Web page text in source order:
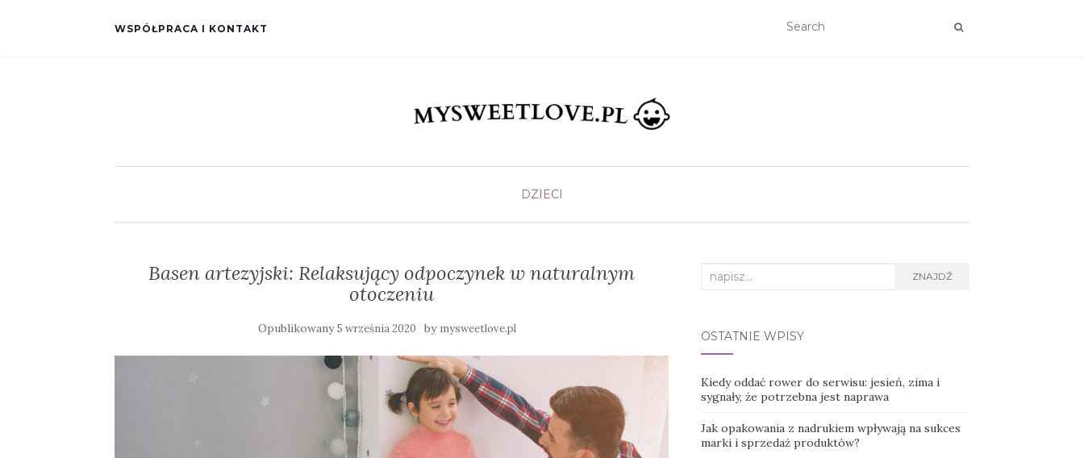
WSPÓŁPRACA I KONTAKT
DZIECI
Basen artezyjski: Relaksujący odpoczynek w naturalnym
otoczeniu
Opublikowany5 września 2020 by mysweetlove.pl
Search
ZNAJDŹ
OSTATNIE WPISY
Kiedy oddać rower do serwisu: jesień, zima i
sygnały, że potrzebna jest naprawa
Jak opakowania z nadrukiem wpływają na sukces
marki i sprzedaż produktów?